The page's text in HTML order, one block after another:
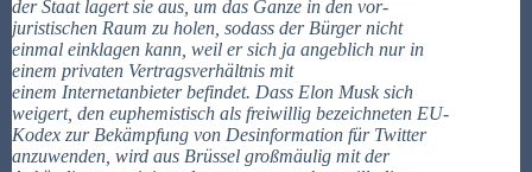
der Staat lagert sie aus, um das Ganze in den vor-
juristischen Raum zu holen, sodass der Bürger nicht
einmal einklagen kann, weil er sich ja angeblich nur in
einem privaten Vertragsverhältnis mit
einem Internetanbieter befindet. Dass Elon Musk sich
weigert, den euphemistisch als freiwillig bezeichneten EU-
Kodex zur Bekämpfung von Desinformation für Twitter
anzuwenden, wird aus Brüssel großmäulig mit der